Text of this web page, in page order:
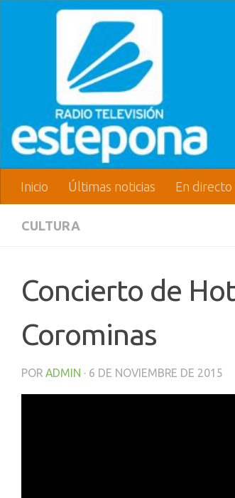
Inicio Últimas noticias En directo
CULTURA
Concierto de
Corominas
POR ADMIN · 6 DE NOVIEMBRE DE 2015